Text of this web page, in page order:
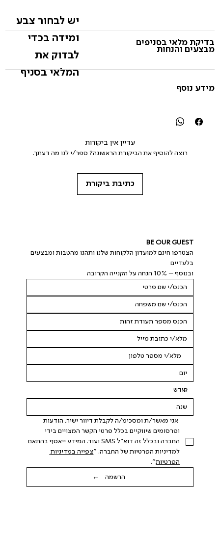
יש לבחור צבע
ומידה בכדי
לבדוק את
המלאי בסניף
בדיקת מלאי בסניפים
מבצעים והנחות
מידע נוסף
עדיין אין ביקורות
רוצה להוסיף את הביקורת הראשונה? ספר/י לנו מה דעתך.
כתיבת ביקורת
BE OUR GUEST
הצטרפו חינם למועדון הלקוחות שלנו ותהנו מהטבות ומבצעים
בלעדיים
ובנוסף – 10% הנחה על הקנייה הקרובה
אני מאשר/ת ומסכימ/ה לקבלת דיוור ישיר, הודעות
החברה ובכלל זה דוא"ל SMS ועוד. המידע ייאסף בהתאם
למדיניות הפרטיות של החברה. "
צפייה במדיניות
הפרטיות".
הרשמה ←